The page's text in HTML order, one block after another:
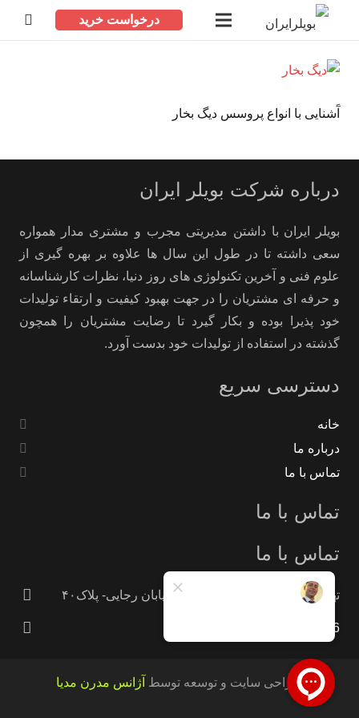
درخواست خرید
آَشنایی با انواع پروسس دیگ بخار
درباره شرکت بویلر ایران
بویلر ایران با داشتن مدیریتی مجرب و مشتری مدار همواره
سعی داشته تا در طول این سال ها علاوه بر بهره گیری از
علوم فنی و آخرین تکنولوژی های روز دنیا، نظرات کارشناسانه
و حرفه ای مشتریان را در جهت بهبود کیفیت و ارتقاء تولیدات
خود پذیرا بوده و بکار گیرد تا رضایت مشتریان را همچون
گذشته در استفاده از تولیدات خود بدست آورد.
دسترسی سریع
خانه
درباره ما
تماس با ما
تماس با ما
تماس با ما
تهران -جاده خاوران -خاتون آباد- خیابان رجایی- پلاک۴۰
09121233946
طراحی سایت و توسعه توسط آژانس مدرن مدیا